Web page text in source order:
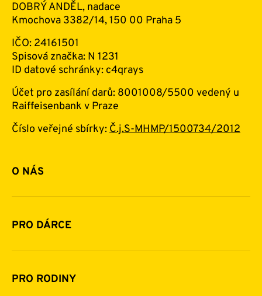
DOBRÝ ANDĚL, nadace
Kmochova 3382/14, 150 00 Praha 5
IČO: 24161501
Spisová značka: N 1231
ID datové schránky: c4qrays
Účet pro zasílání darů: 8001008/5500 vedený u
Raiffeisenbank v Praze
Číslo veřejné sbírky:Č.j.S-MHMP/1500734/2012
O NÁS
Základní informace o nadaci
Historie a zakladatelé
Financování
Pomoc v číslech
PRO DÁRCE
Jak pomáhat
Daňová uznatelnost darů
PRO RODINY